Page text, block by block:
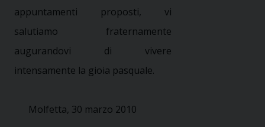
appuntamenti proposti, vi
salutiamo fraternamente
augurandovi di vivere
intensamente la gioia pasquale.
Molfetta, 30 marzo 2010